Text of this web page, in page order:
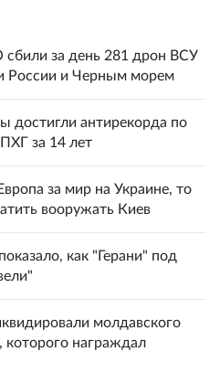
за день 281 дрон ВСУ
России и Черным морем
достигли антирекорда по
ПХГ за 14 лет
за мир на Украине, то
вооружать Киев
как "Герани" под
молдавского
которого награждал